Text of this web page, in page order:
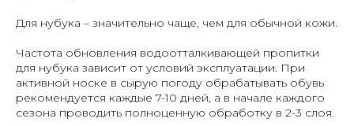
Для нубука – значительно чаще, чем для обычной кожи.
Частота обновления водоотталкивающей пропитки
для нубука зависит от условий эксплуатации. При
активной носке в сырую погоду обрабатывать обувь
рекомендуется каждые 7-10 дней, а в начале каждого
сезона проводить полноценную обработку в 2-3 слоя.